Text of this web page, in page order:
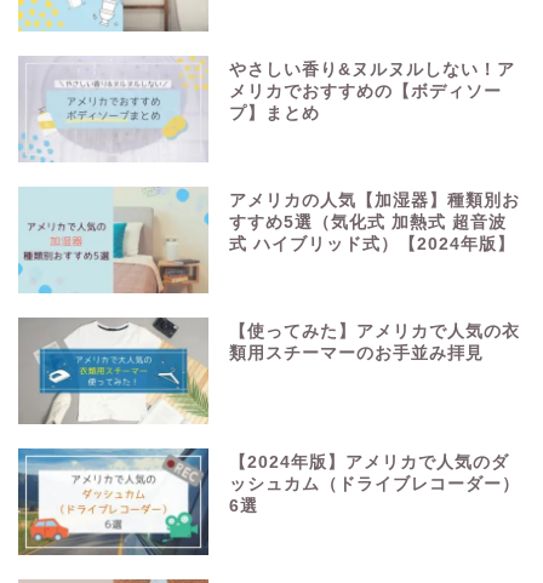
やさしい香り&ヌルヌルしない！ア
メリカでおすすめの【ボディソー
プ】まとめ
アメリカの人気【加湿器】種類別お
すすめ5選（気化式 加熱式 超音波
式 ハイブリッド式）【2024年版】
【使ってみた】アメリカで人気の衣
類用スチーマーのお手並み拝見
【2024年版】アメリカで人気のダ
ッシュカム（ドライブレコーダー）
6選